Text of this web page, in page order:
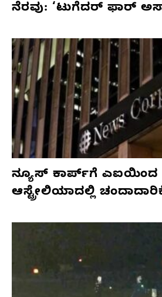
ನೆರವು: ‘ಟುಗೆದರ್ ಫಾರ್
ನ್ಯೂಸ್ ಕಾರ್ಪ್‌ಗೆ ಎಐಯಿಂದ
ಆಸ್ಟ್ರೇಲಿಯಾದಲ್ಲಿ